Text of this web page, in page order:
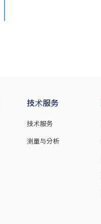
技术服务
技术服务
测量与分析